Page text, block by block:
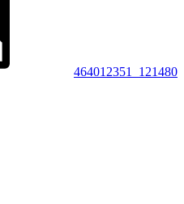
464012351_121480